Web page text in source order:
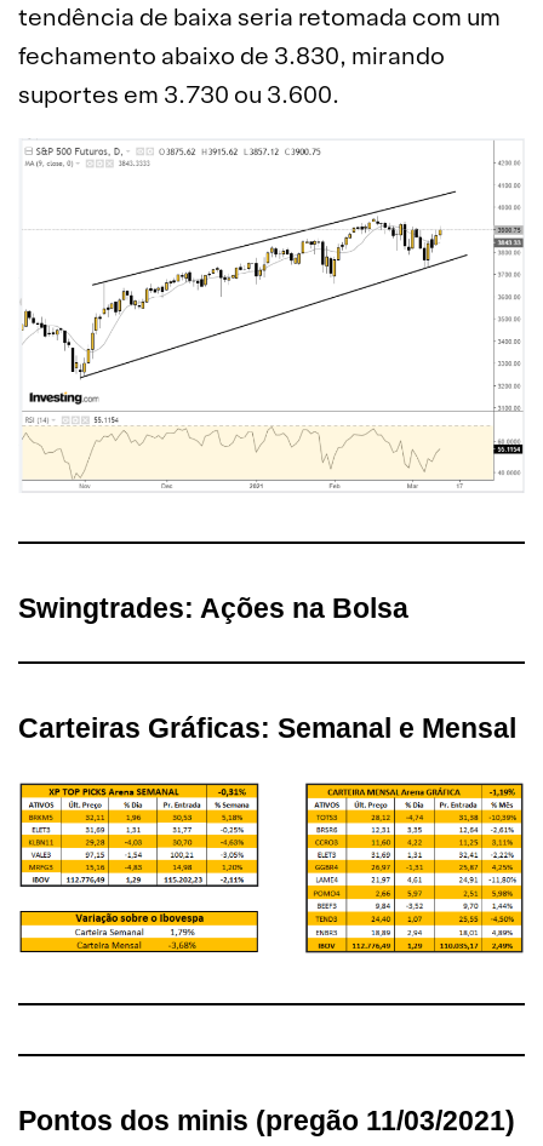
tendência de baixa seria retomada com um
fechamento abaixo de 3.830, mirando
suportes em 3.730 ou 3.600.
Swingtrades: Ações na Bolsa
Carteiras Gráficas: Semanal e Mensal
Pontos dos minis (pregão 11/03/2021)